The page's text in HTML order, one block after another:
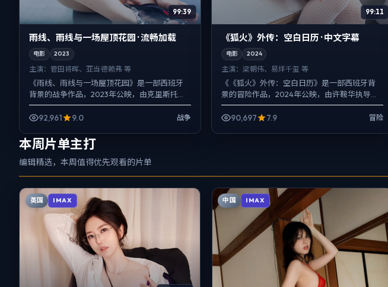
99:39
雨线、雨线与一场屋顶花园 · 流畅加载
电影 2023
主演： 菅田将晖、亚当·德赖弗 等
《雨线、雨线与一场屋顶花园》是一部西班牙
背景的战争作品，2023年公映，由克里斯托弗·
诺兰执导，菅田将晖、亚当·德赖弗、范伟等主
演。节奏先抑后扬...
92,961 9.0 战争
99:11
《狐火》外传：空白日历 · 中文字幕
电影 2024
主演：梁朝伟、易烊千玺 等
《《狐火》外传：空白日历》是一部西班牙背
景的冒险作品，2024年公映，由许鞍华执导，
梁朝伟、易烊千玺、黄渤等主演。用双线叙事
把过去与现在拧成一股...
90,697 7.9 冒险
本周片单主打
编辑精选，本周值得优先观看的片单
英国 IMAX 中国 IMAX